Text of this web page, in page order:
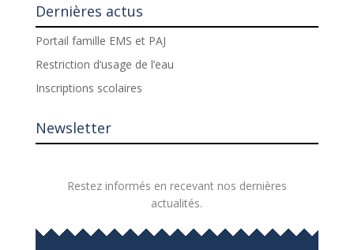
Dernières actus
Portail famille EMS et PAJ
Restriction d’usage de l’eau
Inscriptions scolaires
Newsletter
Restez informés en recevant nos dernières
actualités.